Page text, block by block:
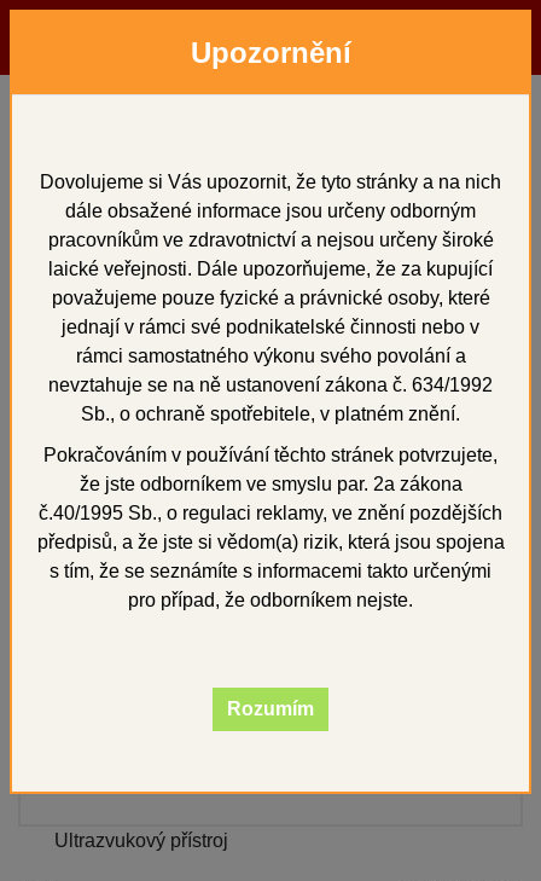
Hledat Přihlásit
EASYCLEAN
+
Ultrazvukový přístroj
Upozornění
Dovolujeme si Vás upozornit, že tyto stránky a na nich
dále obsažené informace jsou určeny odborným
pracovníkům ve zdravotnictví a nejsou určeny široké
laické veřejnosti. Dále upozorňujeme, že za kupující
považujeme pouze fyzické a právnické osoby, které
jednají v rámci své podnikatelské činnosti nebo v
rámci samostatného výkonu svého povolání a
nevztahuje se na ně ustanovení zákona č. 634/1992
Sb., o ochraně spotřebitele, v platném znění.
Pokračováním v používání těchto stránek potvrzujete,
že jste odborníkem ve smyslu par. 2a zákona
č.40/1995 Sb., o regulaci reklamy, ve znění pozdějších
předpisů, a že jste si vědom(a) rizik, která jsou spojena
s tím, že se seznámíte s informacemi takto určenými
pro případ, že odborníkem nejste.
Rozumím